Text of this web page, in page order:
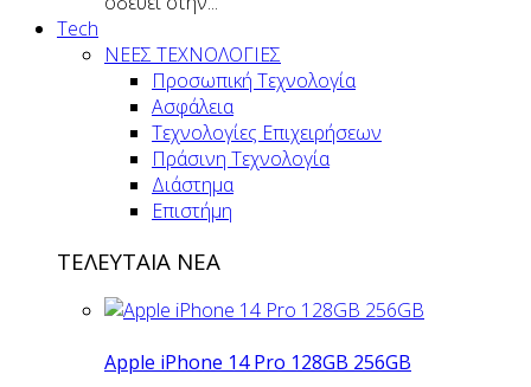
Tech
ΝΕΕΣ ΤΕΧΝΟΛΟΓΙΕΣ
Προσωπική Τεχνολογία
Ασφάλεια
Τεχνολογίες Επιχειρήσεων
Πράσινη Τεχνολογία
Διάστημα
Επιστήμη
ΤΕΛΕΥΤΑΙΑ ΝΕΑ
Apple iPhone 14 Pro 128GB 256GB